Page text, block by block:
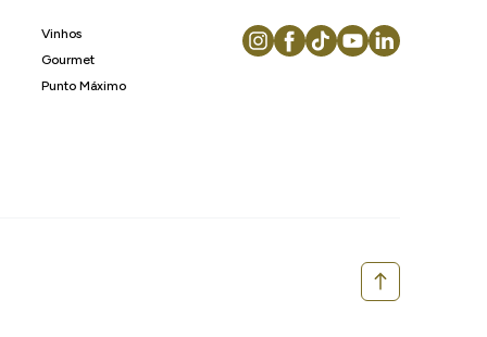
Vinhos
Gourmet
Punto Máximo